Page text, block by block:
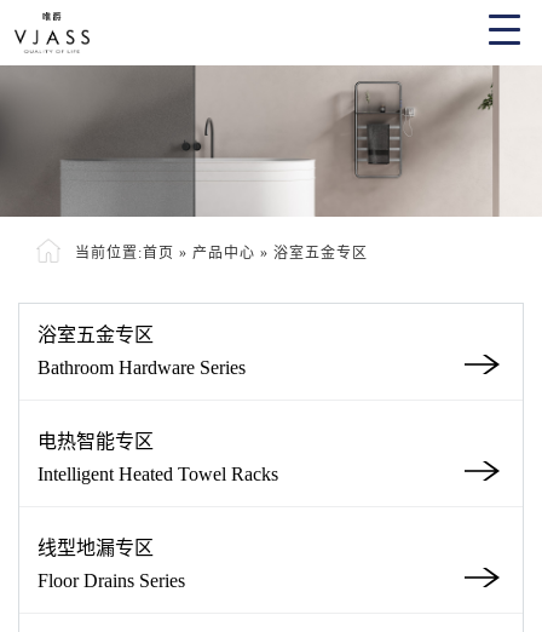
当前位置:首页 » 产品中心 » 浴室五金专区
浴室五金专区
Bathroom Hardware Series
电热智能专区
Intelligent Heated Towel Racks
线型地漏专区
Floor Drains Series